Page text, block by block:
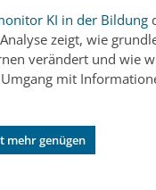
KI in der Bildung
zeigt, wie
verändert und wie
mit
mehr genügen